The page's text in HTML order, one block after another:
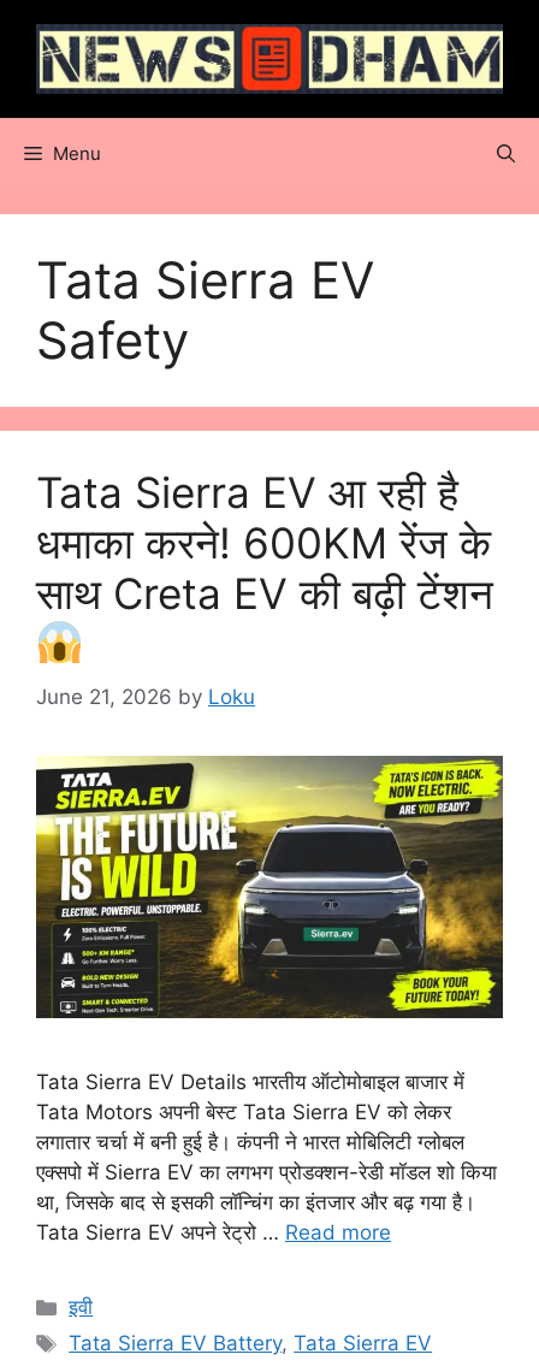
content
Menu
Tata Sierra EV
Safety
Tata Sierra EV आ रही है
धमाका करने! 600KM रेंज के
साथ Creta EV की बढ़ी टेंशन
June 21, 2026 by Loku
Tata Sierra EV Details भारतीय ऑटोमोबाइल बाजार में
Tata Motors अपनी बेस्ट Tata Sierra EV को लेकर
लगातार चर्चा में बनी हुई है। कंपनी ने भारत मोबिलिटी ग्लोबल
एक्सपो में Sierra EV का लगभग प्रोडक्शन-रेडी मॉडल शो किया
था, जिसके बाद से इसकी लॉन्चिंग का इंतजार और बढ़ गया है।
Tata Sierra EV अपने रेट्रो … Read more
Categories
इवी
Tags
Tata Sierra EV Battery,Tata Sierra EV